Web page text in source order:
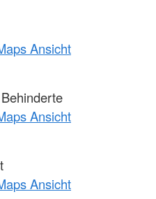
Ansicht
Ansicht
Ansicht